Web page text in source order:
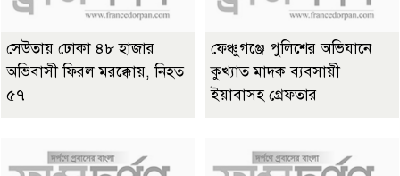
সেউতায় ঢোকা ৪৮ হাজার
অভিবাসী ফিরল মরক্কোয়, নিহত
৫৭
ফেঞ্চুগঞ্জে পুলিশের অভিযানে
কুখ্যাত মাদক ব্যবসায়ী
ইয়াবাসহ গ্রেফতার